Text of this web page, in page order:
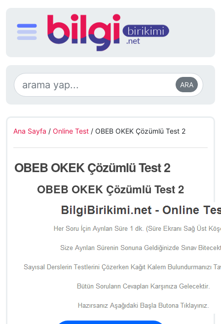
ARA
Ana Sayfa / Online Test / OBEB OKEK Çözümlü Test 2
OBEB OKEK Çözümlü Test 2
OBEB OKEK Çözümlü Test 2